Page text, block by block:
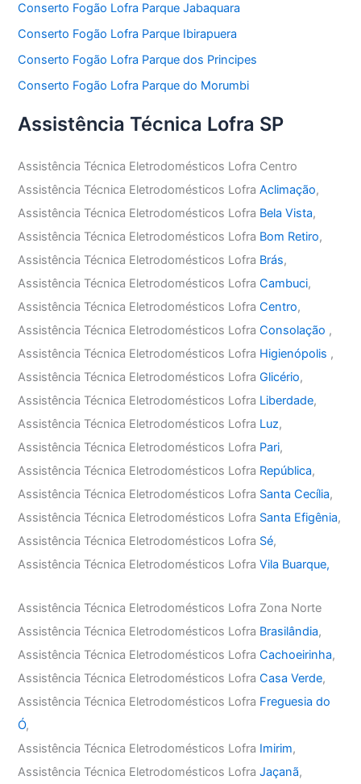
Conserto Fogão Lofra Parque Jabaquara
Conserto Fogão Lofra Parque Ibirapuera
Conserto Fogão Lofra Parque dos Principes
Conserto Fogão Lofra Parque do Morumbi
Assistência Técnica Lofra SP
Assistência Técnica Eletrodomésticos Lofra Centro
Assistência Técnica Eletrodomésticos LofraAclimação,
Assistência Técnica Eletrodomésticos Lofra Bela Vista,
Assistência Técnica Eletrodomésticos Lofra Bom Retiro,
Assistência Técnica Eletrodomésticos Lofra Brás,
Assistência Técnica Eletrodomésticos LofraCambuci,
Assistência Técnica Eletrodomésticos LofraCentro,
Assistência Técnica Eletrodomésticos LofraConsolação ,
Assistência Técnica Eletrodomésticos Lofra Higienópolis ,
Assistência Técnica Eletrodomésticos LofraGlicério,
Assistência Técnica Eletrodomésticos Lofra Liberdade,
Assistência Técnica Eletrodomésticos Lofra Luz,
Assistência Técnica Eletrodomésticos Lofra Pari,
Assistência Técnica Eletrodomésticos Lofra República,
Assistência Técnica Eletrodomésticos Lofra Santa Cecília,
Assistência Técnica Eletrodomésticos Lofra Santa Efigênia,
Assistência Técnica Eletrodomésticos Lofra Sé,
Assistência Técnica Eletrodomésticos LofraVila Buarque,
Assistência Técnica Eletrodomésticos Lofra Zona Norte
Assistência Técnica Eletrodomésticos Lofra Brasilândia,
Assistência Técnica Eletrodomésticos LofraCachoeirinha,
Assistência Técnica Eletrodomésticos LofraCasa Verde,
Assistência Técnica Eletrodomésticos Lofra Freguesia do
Ó,
Assistência Técnica Eletrodomésticos Lofra Imirim,
Assistência Técnica Eletrodomésticos LofraJaçanã,